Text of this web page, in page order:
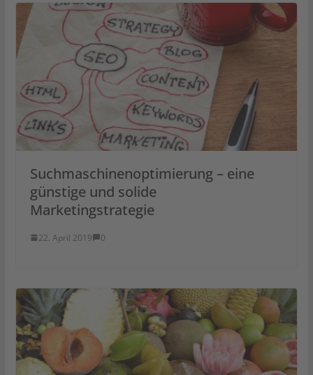
Suchmaschinenoptimierung – eine
günstige und solide
Marketingstrategie
22. April 2019 0